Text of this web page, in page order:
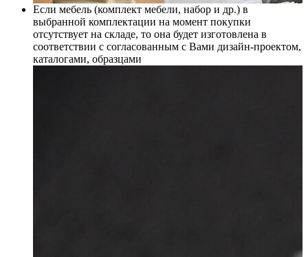
Если мебель (комплект мебели, набор и др.) в
выбранной комплектации на момент покупки
отсутствует на складе, то она будет изготовлена в
соответствии с согласованным с Вами дизайн-проектом,
каталогами, образцами